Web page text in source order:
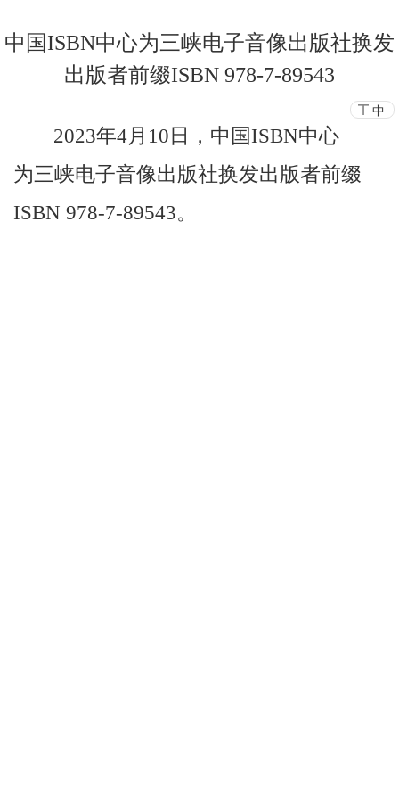
中国ISBN中心为三峡电子音像出版社换发
出版者前缀ISBN 978-7-89543
中
2023年4月 10 日， 中国 ISBN中心
为三峡电子音像出版社换发出版者前缀
ISBN 978-7-89543。